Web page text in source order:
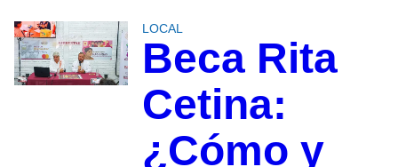
LOCAL
Beca Rita
Cetina:
¿Cómo y